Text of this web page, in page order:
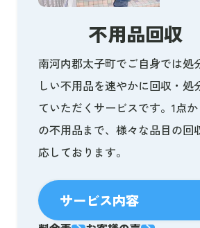
不用品回収
南河内郡太子町でご自身では処
しい不用品を速やかに回収・処
ていただくサービスです。1点
の不用品まで、様々な品目の回
応しております。
サービス内容